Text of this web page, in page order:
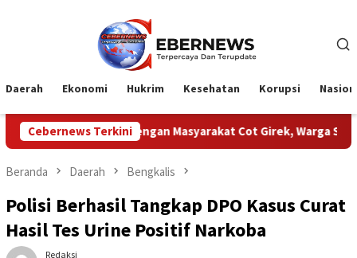
Daerah Ekonomi Hukrim Kesehatan Korupsi
Cebernews Terkini
Masyarakat Cot Girek, Warga Sampaikan Apresiasi
Beranda Daerah Bengkalis
Polisi Berhasil Tangkap DPO Kasus Curat
Hasil Tes Urine Positif Narkoba
Redaksi